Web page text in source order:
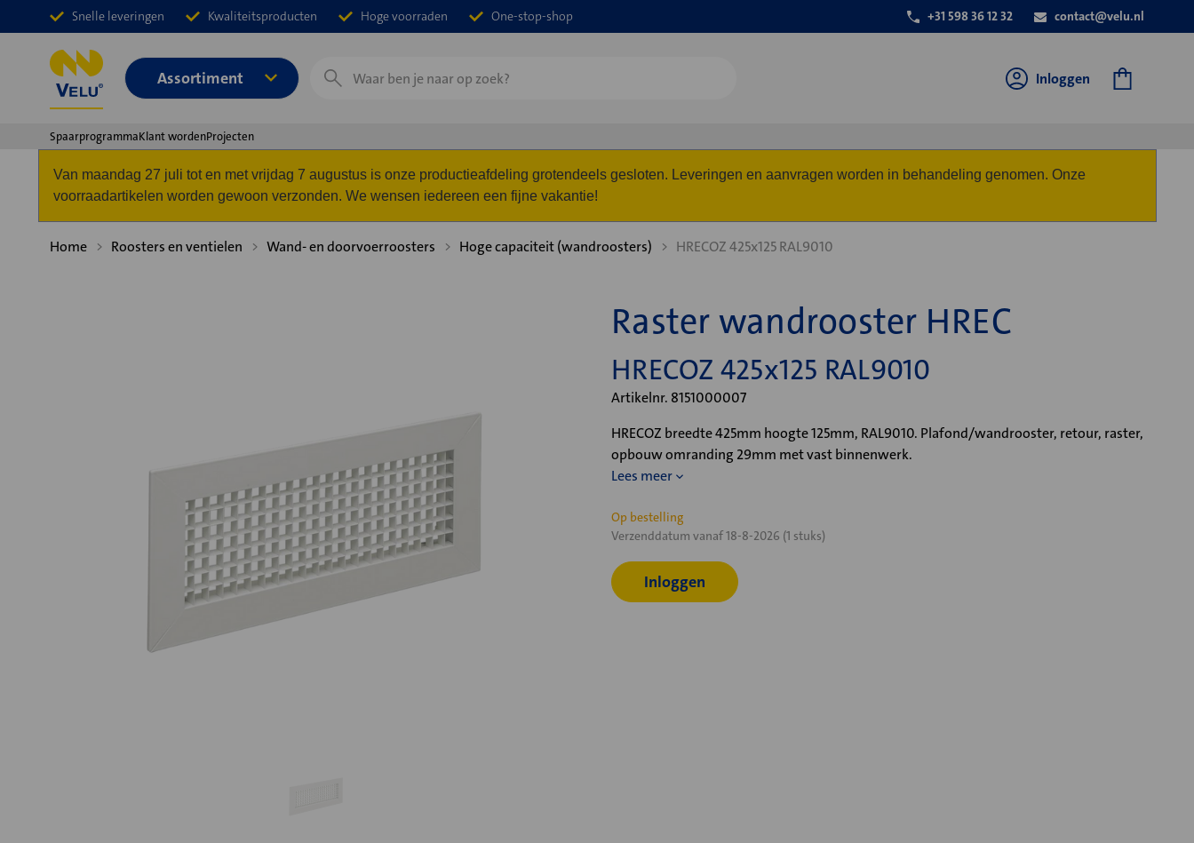
Snelle leveringen Kwaliteitsproducten Hoge voorraden One-stop-shop +31 598 36 12 32 contact@velu.nl
Assortiment
Zoeken
Inloggen
SpaarprogrammaKlant wordenProjecten
Van maandag 27 juli tot en met vrijdag 7 augustus is onze productieafdeling grotendeels gesloten. Leveringen en aanvragen worden in behandeling genomen. Onze
voorraadartikelen worden gewoon verzonden. We wensen iedereen een fijne vakantie!
Home Roosters en ventielen Wand- en doorvoerroosters Hoge capaciteit (wandroosters) HRECOZ 425x125 RAL9010
Raster wandrooster HREC
HRECOZ 425x125 RAL9010
Artikelnr. 8151000007
HRECOZ breedte 425mm hoogte 125mm, RAL9010. Plafond/wandrooster, retour, raster,
opbouw omranding 29mm met vast binnenwerk.
Lees meer
Huidige
voorraad:
Op bestelling
Verzenddatum vanaf 18-8-2026 (1 stuks)
Inloggen